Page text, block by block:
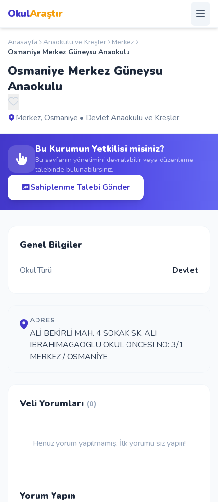
OkulAraştır
Anasayfa
Okullar
Şehirler
Duyurular
S.S.S.
Blog
Okul Ekle
Anasayfa Anaokulu ve Kreşler
Merkez
Osmaniye Merkez Güneysu Anaokulu
Osmaniye Merkez Güneysu
Anaokulu
Merkez, Osmaniye • Devlet Anaokulu ve Kreşler
Bu Kurumun Yetkilisi misiniz?
Bu sayfanın yönetimini devralabilir veya düzenleme
talebinde bulunabilirsiniz.
Sahiplenme Talebi Gönder
Genel Bilgiler
Okul Türü Devlet
ADRES
ALİ BEKİRLİ MAH. 4 SOKAK SK. ALI
IBRAHIMAGAOGLU OKUL ÖNCESI NO: 3/1
MERKEZ / OSMANİYE
Veli Yorumları (0)
Henüz yorum yapılmamış. İlk yorumu siz yapın!
Yorum Yapın